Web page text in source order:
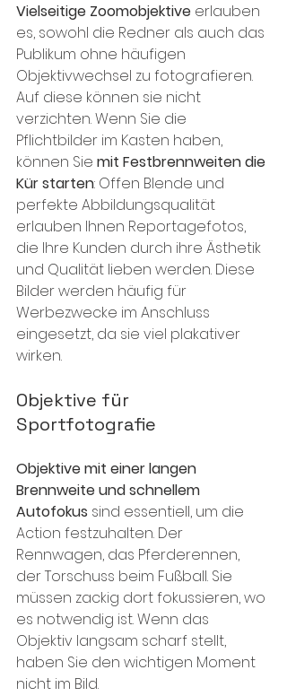
Vielseitige Zoomobjektive erlauben
es, sowohl die Redner als auch das
Publikum ohne häufigen
Objektivwechsel zu fotografieren.
Auf diese können sie nicht
verzichten. Wenn Sie die
Pflichtbilder im Kasten haben,
können Sie mit Festbrennweiten die
Kür starten: Offen Blende und
perfekte Abbildungsqualität
erlauben Ihnen Reportagefotos,
die Ihre Kunden durch ihre Ästhetik
und Qualität lieben werden. Diese
Bilder werden häufig für
Werbezwecke im Anschluss
eingesetzt, da sie viel plakativer
wirken.
Objektive für
Sportfotografie
Objektive mit einer langen
Brennweite und schnellem
Autofokus sind essentiell, um die
Action festzuhalten. Der
Rennwagen, das Pferderennen,
der Torschuss beim Fußball. Sie
müssen zackig dort fokussieren, wo
es notwendig ist. Wenn das
Objektiv langsam scharf stellt,
haben Sie den wichtigen Moment
nicht im Bild.